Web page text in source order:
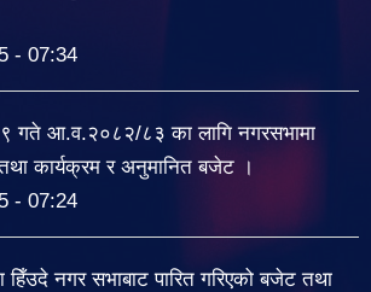
- 07:34
गते आ.व.२०८२/८३ का लागि नगरसभामा
तथा कार्यक्रम र अनुमानित बजेट ।
- 07:24
नगर सभाबाट पारित गरिएको बजेट तथा